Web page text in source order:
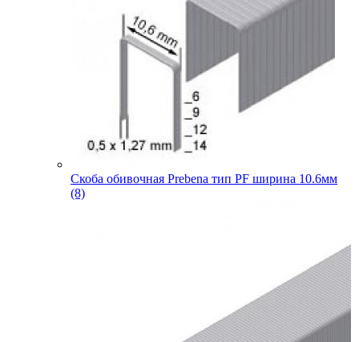
Скоба обивочная Prebena тип PF ширина 10.6мм
(8)